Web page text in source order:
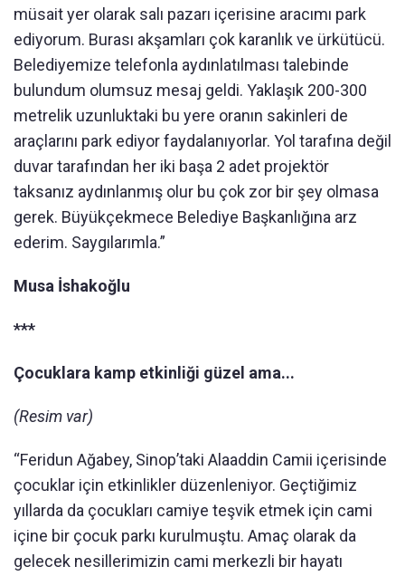
müsait yer olarak salı pazarı içerisine aracımı park
ediyorum. Burası akşamları çok karanlık ve ürkütücü.
Belediyemize telefonla aydınlatılması talebinde
bulundum olumsuz mesaj geldi. Yaklaşık 200-300
metrelik uzunluktaki bu yere oranın sakinleri de
araçlarını park ediyor faydalanıyorlar. Yol tarafına değil
duvar tarafından her iki başa 2 adet projektör
taksanız aydınlanmış olur bu çok zor bir şey olmasa
gerek. Büyükçekmece Belediye Başkanlığına arz
ederim. Saygılarımla.”
Musa İshakoğlu
***
Çocuklara kamp etkinliği güzel ama...
(Resim var)
“Feridun Ağabey, Sinop’taki Alaaddin Camii içerisinde
çocuklar için etkinlikler düzenleniyor. Geçtiğimiz
yıllarda da çocukları camiye teşvik etmek için cami
içine bir çocuk parkı kurulmuştu. Amaç olarak da
gelecek nesillerimizin cami merkezli bir hayatı